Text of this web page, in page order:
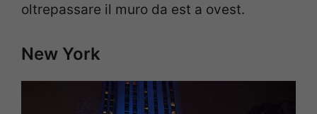
oltrepassare il muro da est a ovest.
New York